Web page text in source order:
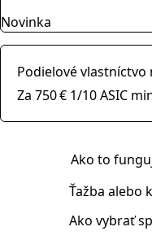
Novinka
Podielové vlastníctvo
Za 750 € 1/10 ASIC
Ako to
Ťažba alebo
Ako vybrať